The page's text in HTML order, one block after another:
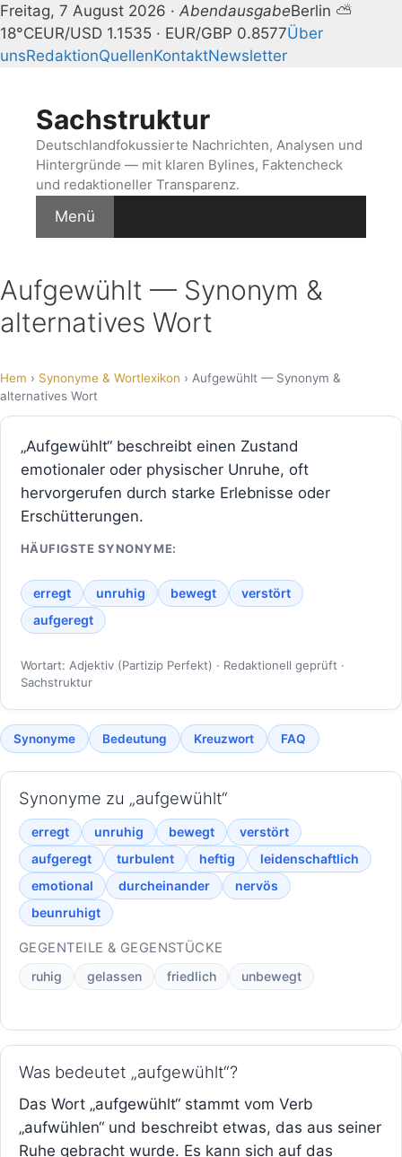
Freitag, 7 August 2026 · AbendausgabeBerlin ⛅
18°CEUR/USD 1.1535 · EUR/GBP 0.8577Über
unsRedaktionQuellenKontaktNewsletter
springenSachstruktur
Deutschlandfokussierte Nachrichten, Analysen und
Hintergründe — mit klaren Bylines, Faktencheck
und redaktioneller Transparenz.
Menü
Aufgewühlt — Synonym &
alternatives Wort
Hem › Synonyme & Wortlexikon › Aufgewühlt — Synonym &
alternatives Wort
„Aufgewühlt“ beschreibt einen Zustand
emotionaler oder physischer Unruhe, oft
hervorgerufen durch starke Erlebnisse oder
Erschütterungen.
HÄUFIGSTE SYNONYME:
erregt unruhig bewegt
verstört
aufgeregt
Wortart: Adjektiv (Partizip Perfekt) · Redaktionell geprüft ·
Sachstruktur
Synonyme Bedeutung Kreuzwort FAQ
Synonyme zu „aufgewühlt“
erregt unruhig bewegt
verstört
aufgeregt
turbulent heftig
leidenschaftlich
emotional
durcheinander
nervös
beunruhigt
GEGENTEILE & GEGENSTÜCKE
ruhig gelassen friedlich unbewegt
Was bedeutet „aufgewühlt“?
Das Wort „aufgewühlt“ stammt vom Verb
„aufwühlen“ und beschreibt etwas, das aus seiner
Ruhe gebracht wurde. Es kann sich auf das